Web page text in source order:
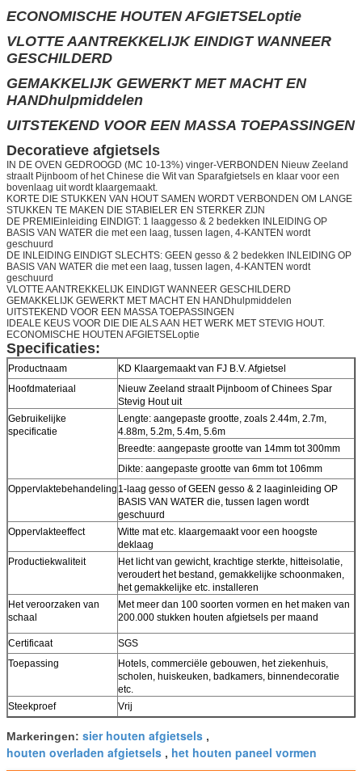
ECONOMISCHE HOUTEN AFGIETSELoptie
VLOTTE AANTREKKELIJK EINDIGT WANNEER
GESCHILDERD
GEMAKKELIJK GEWERKT MET MACHT EN
HANDhulpmiddelen
UITSTEKEND VOOR EEN MASSA TOEPASSINGEN
Decoratieve afgietsels
IN DE OVEN GEDROOGD (MC 10-13%) vinger-VERBONDEN Nieuw Zeeland
straalt Pijnboom of het Chinese die Wit van Sparafgietsels en klaar voor een
bovenlaag uit wordt klaargemaakt.
KORTE DIE STUKKEN VAN HOUT SAMEN WORDT VERBONDEN OM LANGE
STUKKEN TE MAKEN DIE STABIELER EN STERKER ZIJN
DE PREMIEinleiding EINDIGT: 1 laaggesso & 2 bedekken INLEIDING OP
BASIS VAN WATER die met een laag, tussen lagen, 4-KANTEN wordt
geschuurd
DE INLEIDING EINDIGT SLECHTS: GEEN gesso & 2 bedekken INLEIDING OP
BASIS VAN WATER die met een laag, tussen lagen, 4-KANTEN wordt
geschuurd
VLOTTE AANTREKKELIJK EINDIGT WANNEER GESCHILDERD
GEMAKKELIJK GEWERKT MET MACHT EN HANDhulpmiddelen
UITSTEKEND VOOR EEN MASSA TOEPASSINGEN
IDEALE KEUS VOOR DIE DIE ALS AAN HET WERK MET STEVIG HOUT.
ECONOMISCHE HOUTEN AFGIETSELoptie
Specificaties:
Productnaam
KD Klaargemaakt van FJ B.V. Afgietsel
Hoofdmateriaal
Nieuw Zeeland straalt Pijnboom of Chinees Spar
Stevig Hout uit
Gebruikelijke
specificatie
Lengte: aangepaste grootte, zoals 2.44m, 2.7m,
4.88m, 5.2m, 5.4m, 5.6m
Breedte: aangepaste grootte van 14mm tot 300mm
Dikte: aangepaste grootte van 6mm tot 106mm
Oppervlaktebehandeling 1-laag gesso of GEEN gesso & 2 laaginleiding OP
BASIS VAN WATER die, tussen lagen wordt
geschuurd
Oppervlakteeffect
Witte mat etc. klaargemaakt voor een hoogste
deklaag
Productiekwaliteit
Het licht van gewicht, krachtige sterkte, hitteisolatie,
veroudert het bestand, gemakkelijke schoonmaken,
het gemakkelijke etc. installeren
Het veroorzaken van
schaal
Met meer dan 100 soorten vormen en het maken van
200.000 stukken houten afgietsels per maand
Certificaat
SGS
Toepassing
Hotels, commerciële gebouwen, het ziekenhuis,
scholen, huiskeuken, badkamers, binnendecoratie
etc.
Steekproef
Vrij
Markeringen: sier houten afgietsels ,
houten overladen afgietsels , het houten paneel vormen